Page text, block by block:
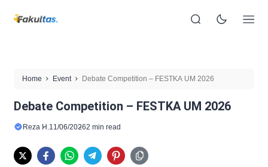
Home Event Debate Competition – FESTKA UM 2026
Debate Competition – FESTKA UM 2026
Reza H.11/06/20262 min read